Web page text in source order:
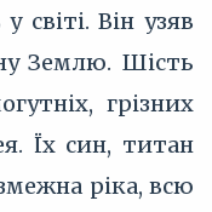
Він узяв
Землю. Шість
грізних
Їх син, титан
ріка, всю